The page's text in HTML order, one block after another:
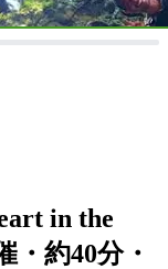
in the
・約40分・